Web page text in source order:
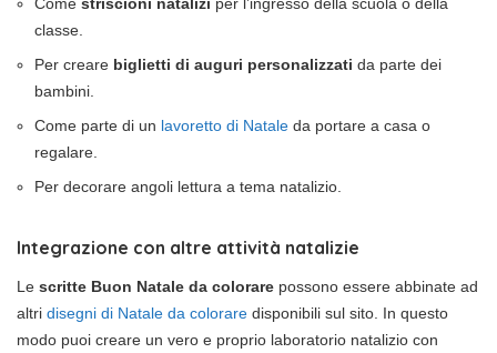
classe.
Per creare biglietti di auguri personalizzati da parte dei
bambini.
Come parte di un lavoretto di Natale da portare a casa o
regalare.
Per decorare angoli lettura a tema natalizio.
Integrazione con altre attività natalizie
Le scritte Buon Natale da colorare possono essere abbinate ad
altri disegni di Natale da colorare disponibili sul sito. In questo
modo puoi creare un vero e proprio laboratorio natalizio con